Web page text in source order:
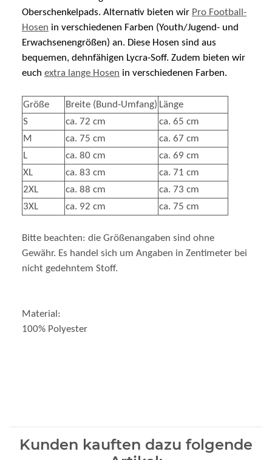
Hosenin verschiedenen Farben (Youth/Jugend- und
Erwachsenengrößen) an. Diese Hosen sind aus
bequemen, dehnfähigen Lycra-Soff. Zudem bieten wir
euchextra lange Hosenin verschiedenen Farben.
S
ca. 72 cm
ca. 65 cm
M
ca. 75 cm
ca. 67 cm
L
ca. 80 cm
ca. 69 cm
XL
ca. 83 cm
ca. 71 cm
2XL
ca. 88 cm
ca. 73 cm
3XL
ca. 92 cm ca. 75 cm
Gewähr. Es handel sich um Angaben in Zentimeter bei
nicht gedehntem Stoff.
100% Polyester
Kunden kauften dazu folgende
Artikel: